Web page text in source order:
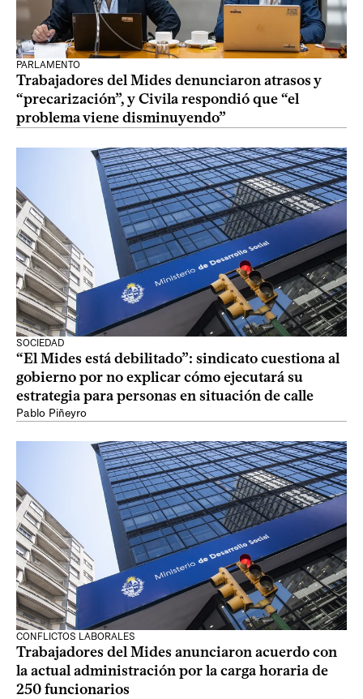
PARLAMENTO
Trabajadores del Mides denunciaron atrasos y
“precarización”, y Civila respondió que “el
problema viene disminuyendo”
SOCIEDAD
“El Mides está debilitado”: sindicato cuestiona al
gobierno por no explicar cómo ejecutará su
estrategia para personas en situación de calle
Pablo Piñeyro
CONFLICTOS LABORALES
Trabajadores del Mides anunciaron acuerdo con
la actual administración por la carga horaria de
250 funcionarios